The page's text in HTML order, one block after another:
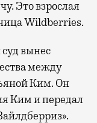
Это взрослая
Wildberries.
суд вынес
между
Ким. Он
Ким и передал